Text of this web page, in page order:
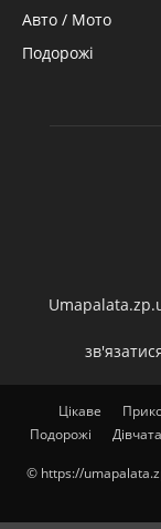
Авто / Мото
Подорожі
Цікаве
Подорожі
Дівчата
© https://